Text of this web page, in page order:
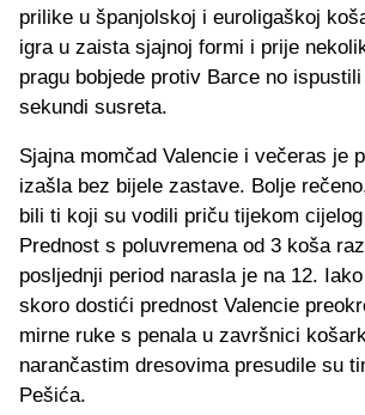
prilike u španjolskoj i euroligaškoj
igra u zaista sjajnoj formi i prije
pragu bobjede protiv Barce no
sekundi susreta.
Sjajna momčad Valencie i večeras je
izašla bez bijele zastave. Bolje
bili ti koji su vodili priču tijekom
Prednost s poluvremena od 3 koša
posljednji period narasla je na 12.
skoro dostići prednost Valencie
mirne ruke s penala u završnici
narančastim dresovima presudile su
Pešića.